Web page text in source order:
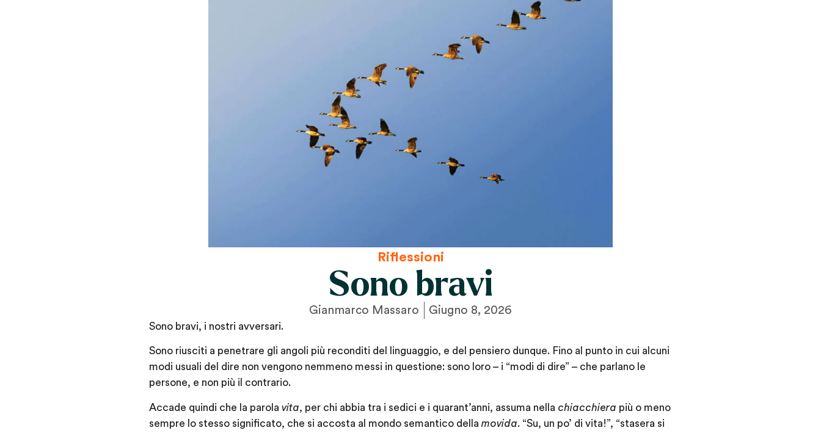
Riflessioni
Sono bravi
Gianmarco Massaro Giugno 8, 2026
Sono bravi, i nostri avversari.
Sono riusciti a penetrare gli angoli più reconditi del linguaggio, e del pensiero dunque. Fino al punto in cui alcuni
modi usuali del dire non vengono nemmeno messi in questione: sono loro – i “modi di dire” – che parlano le
persone, e non più il contrario.
Accade quindi che la parola vita, per chi abbia tra i sedici e i quarant’anni, assuma nella chiacchiera più o meno
sempre lo stesso significato, che si accosta al mondo semantico della movida. “Su, un po’ di vita!”, “stasera si